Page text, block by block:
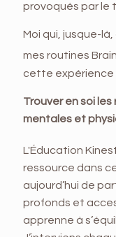
provoqués par le
Moi qui, jusque-
mes routines
cette expérience
Trouver en soi
mentales et
L'Éducation
ressource dans
aujourd’hui de
profonds et
apprenne à